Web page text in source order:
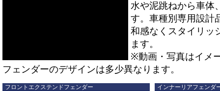
水や泥跳ねから車体
す。車種別専用設計
和感なくスタイリッ
ます。
※動画・写真はイメ
フェンダーのデザインは多少異なります。
フロントエクステンドフェンダー インナーリアフェンダ